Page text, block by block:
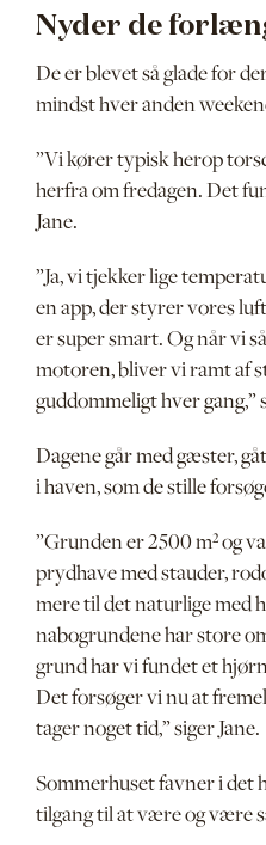
Nyder de
De er blevet så glade for
mindst hver anden
”Vi kører typisk herop
herfra om fredagen. Det
Jane.
”Ja, vi tjekker lige
en app, der styrer vores
er super smart. Og når vi
motoren, bliver vi ramt af
guddommeligt hver gang,”
Dagene går med gæster,
i haven, som de stille
”Grunden er 2500 m² og
prydhave med stauder,
mere til det naturlige med
nabogrundene har store
grund har vi fundet et
Det forsøger vi nu at
tager noget tid,” siger Jane.
Sommerhuset favner i det
tilgang til at være og være